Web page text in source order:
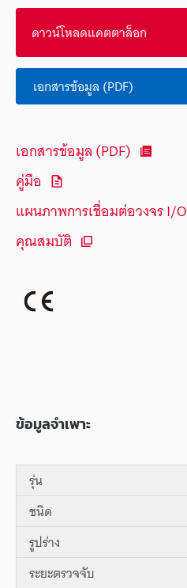
ดาวน์โหลดแคตตาล็อก
เอกสารข้อมูล (PDF)
เอกสารข้อมูล (PDF)
คู่มือ
แผนภาพการเชื่อมต่อวงจร I/O
คุณสมบัติ
ข้อมูลจำเพาะ
รุ่น
ชนิด
รูปร่าง
ระยะตรวจจับ